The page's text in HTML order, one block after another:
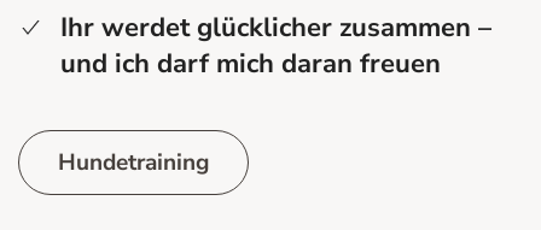
Ihr werdet glücklicher zusammen –
und ich darf mich daran freuen
Hundetraining